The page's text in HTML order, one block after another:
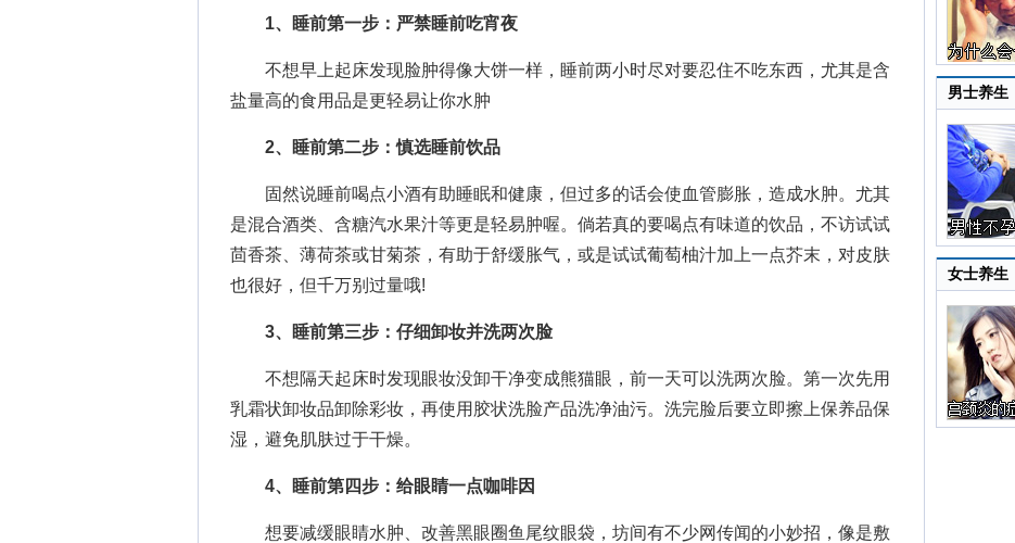
1、睡前第一步：严禁睡前吃宵夜
不想早上起床发现脸肿得像大饼一样，睡前两小时尽对要忍住不吃东西，尤其是含
盐量高的食用品是更轻易让你水肿
2、睡前第二步：慎选睡前饮品
固然说睡前喝点小酒有助睡眠和健康，但过多的话会使血管膨胀，造成水肿。尤其
是混合酒类、含糖汽水果汁等更是轻易肿喔。倘若真的要喝点有味道的饮品，不访试试
茴香茶、薄荷茶或甘菊茶，有助于舒缓胀气，或是试试葡萄柚汁加上一点芥末，对皮肤
也很好，但千万别过量哦!
3、睡前第三步：仔细卸妆并洗两次脸
不想隔天起床时发现眼妆没卸干净变成熊猫眼，前一天可以洗两次脸。第一次先用
乳霜状卸妆品卸除彩妆，再使用胶状洗脸产品洗净油污。洗完脸后要立即擦上保养品保
湿，避免肌肤过于干燥。
4、睡前第四步：给眼睛一点咖啡因
想要减缓眼睛水肿、改善黑眼圈鱼尾纹眼袋，坊间有不少网传闻的小妙招，像是敷
男士养生
女士养生